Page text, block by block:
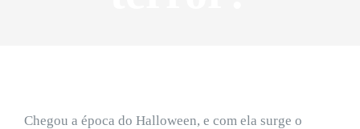
Chegou a época do Halloween, e com ela surge o